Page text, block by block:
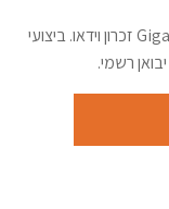
כרטיס מסך RTX 5070 Ti מבית Gigabyte — 16GB זכרון וידאו. ביצועי